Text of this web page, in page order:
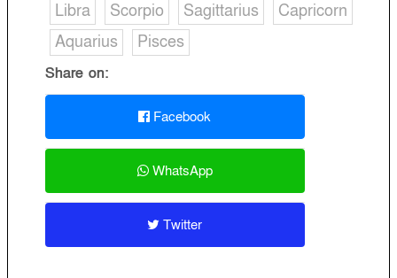
Libra
Scorpio Sagittarius
Capricorn
Aquarius
Pisces
Share on:
Facebook
WhatsApp
Twitter